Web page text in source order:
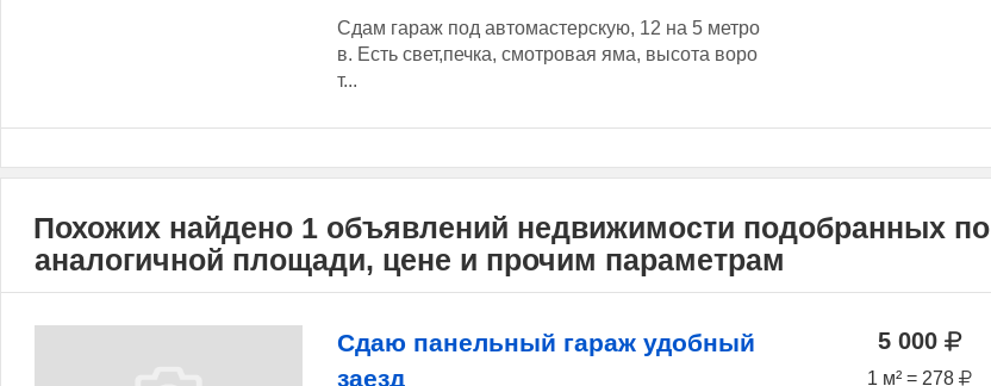
Сдам гараж под автомастерскую, 12 на 5 метро
в. Есть свет,печка, смотровая яма, высота воро
т...
Похожих найдено 1 объявлений недвижимости подобранных по
аналогичной площади, цене и прочим параметрам
Сдаю панельный гараж удобный
заезд
5 000
1 м² = 278